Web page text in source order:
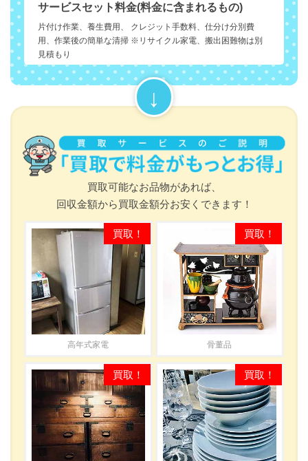
サービスセット料金(料金に含まれるもの)
片付け作業、養生費用、 クレジット手数料、仕分け分別費
用、作業後の簡単な清掃 ※リサイクル家電、搬出困難物は別
見積もり
買取可能なお品物があれば、
回収金額から買取金額分お安くできます！
高年式家電 骨董品